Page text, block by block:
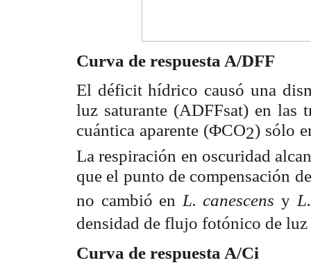
Curva de respuesta A/DFF
El déficit hídrico causó una
luz saturante (ADFFsat) en las
cuántica aparente (ΦCO2) sólo
La respiración en oscuridad
que el punto de compensación
no cambió en L. canescensy
densidad de flujo fotónico de
Curva de respuesta A/Ci